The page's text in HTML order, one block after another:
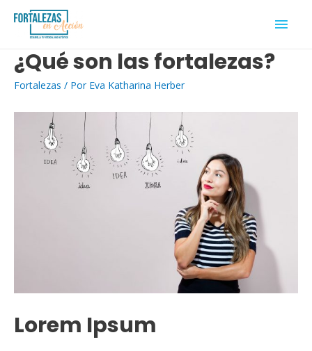
¿Qué son las fortalezas?
Fortalezas / Por Eva Katharina Herber
Lorem Ipsum